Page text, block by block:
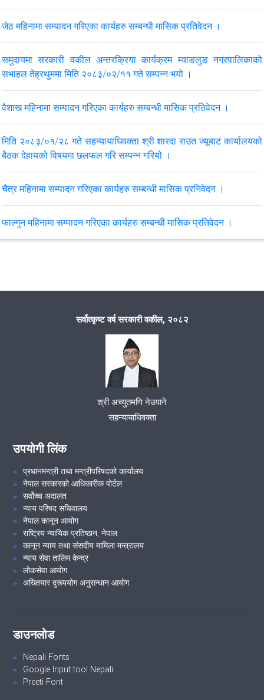
जेठ महिनामा सम्पादन गरिएका कार्यहरु सम्बन्धी मासिक प्रतिवेदन ।
समुदायमा सरकारी वकील अन्तरक्रिया कार्यक्रम म्याङलुङ नगरपालिकाको
सभाहल तेह्रथुममा मिति २०८३/०२/११ गते सम्पन्न भयो ।
वैशाख महिनामा सम्पादन गरिएका कार्यहरु सम्बन्धी मासिक प्रतिवेदन ।
मिति २०८३/०१/२८ गते सहन्यायाधिवक्ता श्री शारदा राउत ज्यूबाट कार्यालयको
बैठक देहायको विषयमा छलफल गरि सम्पन्न गरियो ।
चैत्र महिनामा सम्पादन गरिएका कार्यहरु सम्बन्धी मासिक प्रनिवेदन ।
फाल्गुन महिनामा सम्पादन गरिएका कार्यहरु सम्बन्धी मासिक प्रतिवेदन ।
पुस महिनामा सम्पादन गरिएका कार्यहरु सम्बन्धी मासिक प्रतिेवेदन ।
मिति २०८२/०९ /०८ गतेका दिन मुलुकी फौजदारी कार्यविधि संहिता, २०७४ को
दफा १९४ बमोजिम गठित केन्द्रीय समन्वय समितिबाट २०७५ /०५/०६ गते निर्णय
भए बमोजिम गठन भएको उच्च समन्वय समिति धनकुटाको बैठक समितिका
संयोजक सहन्यायाधिवक्ता श्री शारदा राउत ज्यूको अध्यक्षतामा बसी बैठक सम्पन्न
सर्वोत्कृष्ट वर्ष सरकारी वकील, २०८२
श्री अच्युतमणि नेउपाने
सहन्यायाधिवक्ता
उपयोगी लिंक
प्रधानमन्त्री तथा मन्त्रीपरिषदको कार्यालय
नेपाल सरकारको आधिकारीक पोर्टल
सर्वोच्च अदालत
न्याय परिषद सचिवालय
नेपाल कानून आयोग
राष्ट्रिय न्यायिक प्रतिष्ठान, नेपाल
कानून न्याय तथा संसदीय मामिला मन्त्रालय
न्याय सेवा तालिम केन्द्र
लोकसेवा आयोग
अख्तियार दुरूपयोग अनुसन्धान आयोग
डाउनलोड
Nepali Fonts
Google Input tool Nepali
Preeti Font